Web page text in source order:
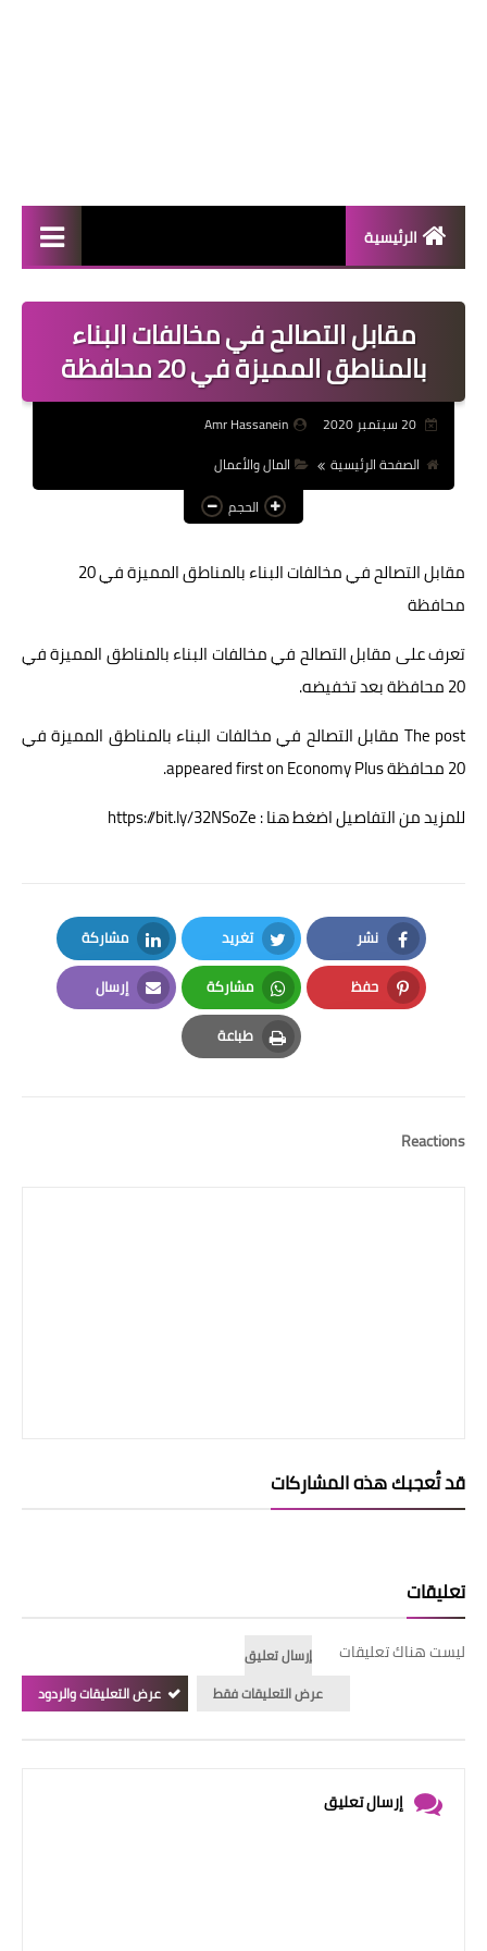
الرئيسية
منوعات
فعاليات
صحة
تكنولوجيا
عالم المرأة
فن وثقافة
أخبار عربية
أخبار العالم
مقابل التصالح في مخالفات البناء
بالمناطق المميزة في 20 محافظة
20 سبتمبر 2020
Amr Hassanein
الصفحة الرئيسية
المال والأعمال
الحجم
مقابل التصالح في مخالفات البناء بالمناطق المميزة في 20
محافظة
تعرف على مقابل التصالح في مخالفات البناء بالمناطق المميزة في
20 محافظة بعد تخفيضه.
The post مقابل التصالح في مخالفات البناء بالمناطق المميزة في
20 محافظة
Economy Plus
.
للمزيد من التفاصيل اضغط هنا : https://bit.ly/32NSoZe
نشر
Facebook
تغريد
Twitter
مشاركة
LinkedIn
حفظ
Pinterest
مشاركة
Whatsapp
إرسال
Email
طباعة
Print
Reactions
قد تُعجبك هذه المشاركات
تعليقات
ليست هناك تعليقات
إرسال تعليق
عرض التعليقات فقط
عرض التعليقات والردود
إرسال تعليق